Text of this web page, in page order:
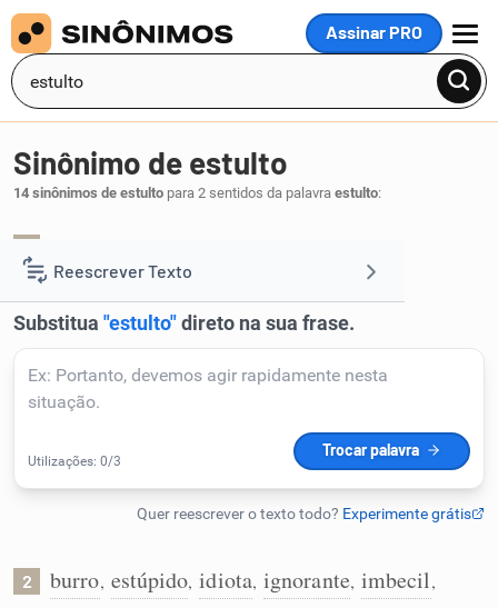
Assinar PRO
MENU
Reescrever Texto
Resumir Texto
Corrigir Texto
Detector de IA
Humanizador de IA
Sinônimo de estulto
14 sinônimos de estulto para 2 sentidos da palavra estulto:
2 burro, estúpido, idiota, ignorante, imbecil,